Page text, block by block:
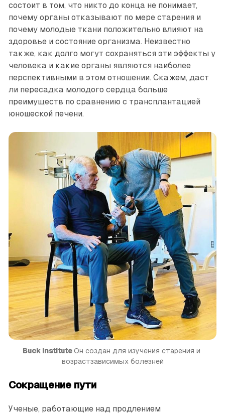
состоит в том, что никто до конца не понимает,
почему органы отказывают по мере старения и
почему молодые ткани положительно влияют на
здоровье и состояние организма. Неизвестно
также, как долго могут сохраняться эти эффекты у
человека и какие органы являются наиболее
перспективными в этом отношении. Скажем, даст
ли пересадка молодого сердца больше
преимуществ по сравнению с трансплантацией
юношеской печени.
Buck Institute Он создан для изучения старения и
возрастзависимых болезней
Сокращение пути
Ученые, работающие над продлением